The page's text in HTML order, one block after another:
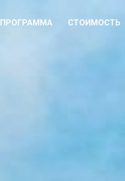
ПРОГРАММА СТОИМОСТЬ